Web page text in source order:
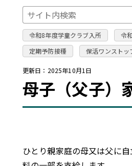
令和8年度学童クラブ入所 令
定期予防接種
保活ワンストッ
更新日： 2025年10月1日
母子（父子）
ひとり親家庭の母又は父に